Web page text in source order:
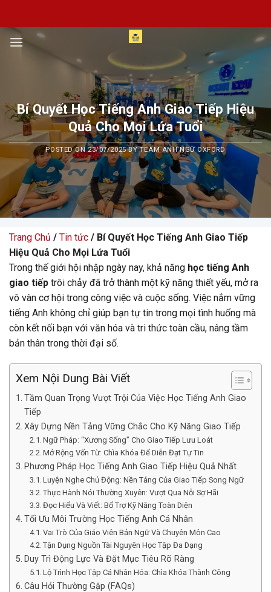
content
Bí Quyết Học Tiếng Anh Giao Tiếp Hiệu
Quả Cho Mọi Lứa Tuổi
POSTED ON23/07/2025BYTEAM ANH NGỮ OXFORD
Trang Chủ / Tin tức / Bí Quyết Học Tiếng Anh Giao Tiếp
Hiệu Quả Cho Mọi Lứa Tuổi
Trong thế giới hội nhập ngày nay, khả năng học tiếng Anh
giao tiếp trôi chảy đã trở thành một kỹ năng thiết yếu, mở ra
vô vàn cơ hội trong công việc và cuộc sống. Việc nắm vững
tiếng Anh không chỉ giúp bạn tự tin trong mọi tình huống mà
còn kết nối bạn với văn hóa và tri thức toàn cầu, nâng tầm
bản thân trong thời đại số.
Xem Nội Dung Bài Viết
Tầm Quan Trọng Vượt Trội Của Việc Học Tiếng Anh Giao
Tiếp
Xây Dựng Nền Tảng Vững Chắc Cho Kỹ Năng Giao Tiếp
Ngữ Pháp: “Xương Sống” Cho Giao Tiếp Lưu Loát
Mở Rộng Vốn Từ: Chìa Khóa Để Diễn Đạt Tự Tin
Phương Pháp Học Tiếng Anh Giao Tiếp Hiệu Quả Nhất
Luyện Nghe Chủ Động: Nền Tảng Của Giao Tiếp Song Ngữ
Thực Hành Nói Thường Xuyên: Vượt Qua Nỗi Sợ Hãi
Đọc Hiểu Và Viết: Bổ Trợ Kỹ Năng Toàn Diện
Tối Ưu Môi Trường Học Tiếng Anh Cá Nhân
Vai Trò Của Giáo Viên Bản Ngữ Và Chuyên Môn Cao
Tận Dụng Nguồn Tài Nguyên Học Tập Đa Dạng
Duy Trì Động Lực Và Đặt Mục Tiêu Rõ Ràng
Lộ Trình Học Tập Cá Nhân Hóa: Chìa Khóa Thành Công
Câu Hỏi Thường Gặp (FAQs)